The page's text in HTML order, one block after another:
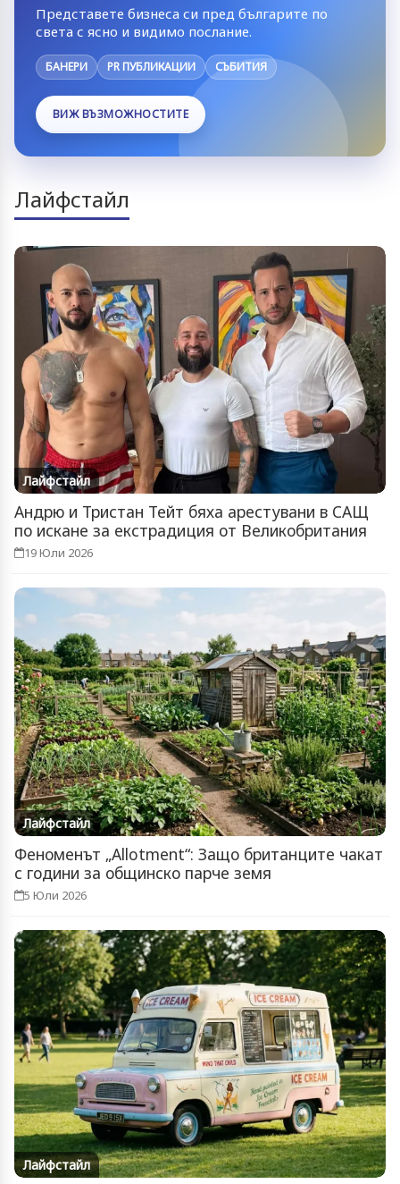
Представете бизнеса си пред българите по
света с ясно и видимо послание.
БАНЕРИ PR ПУБЛИКАЦИИ СЪБИТИЯ
ВИЖ ВЪЗМОЖНОСТИТЕ
Лайфстайл
Лайфстайл
Андрю и Тристан Тейт бяха арестувани в САЩ
по искане за екстрадиция от Великобритания
19 Юли 2026
Лайфстайл
Феноменът „Allotment“: Защо британците чакат
с години за общинско парче земя
5 Юли 2026
Лайфстайл